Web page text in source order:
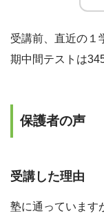
受講前、直近の１
期中間テストは
保護者の声
受講した理由
塾に通っています